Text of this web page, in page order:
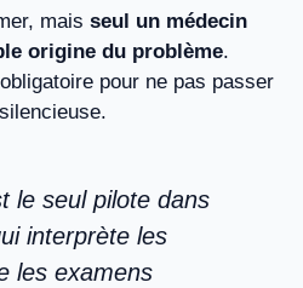
mais seul un médecin
origine du problème.
pour ne pas passer
le seul pilote dans
interprète les
les examens